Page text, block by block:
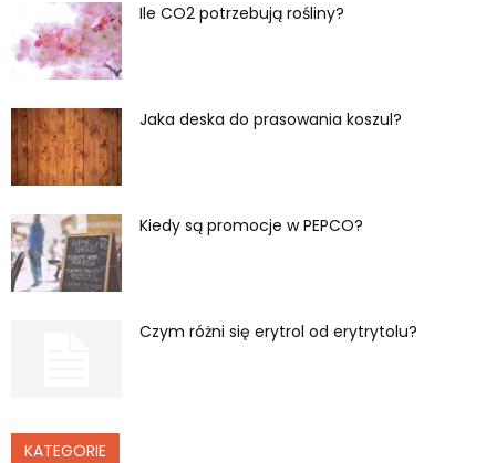
Ile CO2 potrzebują rośliny?
Jaka deska do prasowania koszul?
Kiedy są promocje w PEPCO?
Czym różni się erytrol od erytrytolu?
KATEGORIE